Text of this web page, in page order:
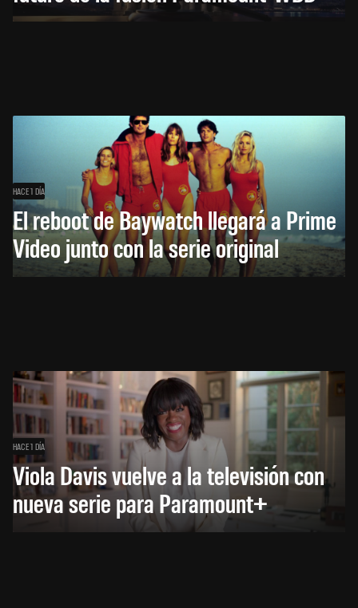
HACE 1 DÍA
El reboot de Baywatch llegará a Prime
Video junto con la serie original
HACE 1 DÍA
Viola Davis vuelve a la televisión con
nueva serie para Paramount+